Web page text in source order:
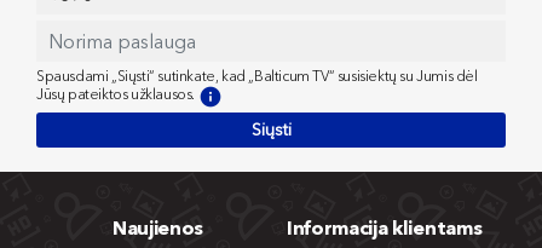
Spausdami „Siųsti“ sutinkate, kad „Balticum TV“ susisiektų su Jumis dėl
Jūsų pateiktos užklausos.
Siųsti
Naujienos Informacija klientams